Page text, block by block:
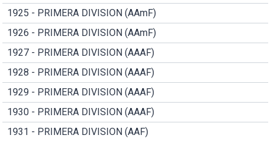
1925 - PRIMERA DIVISION (AAmF)
1926 - PRIMERA DIVISION (AAmF)
1927 - PRIMERA DIVISION (AAAF)
1928 - PRIMERA DIVISION (AAAF)
1929 - PRIMERA DIVISION (AAAF)
1930 - PRIMERA DIVISION (AAAF)
1931 - PRIMERA DIVISION (AAF)